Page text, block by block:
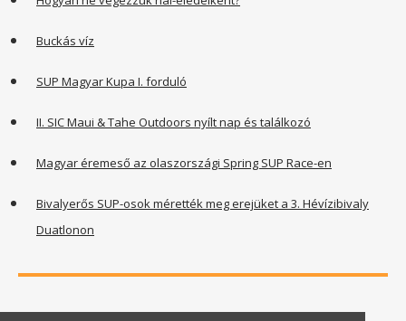
Buckás víz
SUP Magyar Kupa I. forduló
II. SIC Maui & Tahe Outdoors nyílt nap és találkozó
Magyar éremeső az olaszországi Spring SUP Race-en
Bivalyerős SUP-osok mérették meg erejüket a 3. Hévízibivaly
Duatlonon